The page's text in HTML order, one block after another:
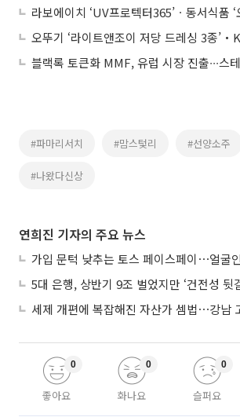
블랙록 토큰화 MMF, 유럽 시장 진출∙∙∙스
#파마리서치 #맘스텇리 #선양소주
#나왔다신상
연희진 기자의 주요 뉴스
좋아요
0
화나요
0
슬퍼요
0